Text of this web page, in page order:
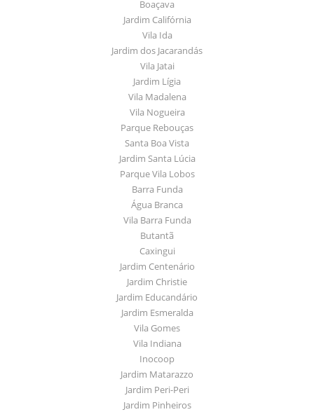
Boaçava
Jardim Califórnia
Vila Ida
Jardim dos Jacarandás
Vila Jatai
Jardim Lígia
Vila Madalena
Vila Nogueira
Parque Rebouças
Santa Boa Vista
Jardim Santa Lúcia
Parque Vila Lobos
Barra Funda
Água Branca
Vila Barra Funda
Butantã
Caxingui
Jardim Centenário
Jardim Christie
Jardim Educandário
Jardim Esmeralda
Vila Gomes
Vila Indiana
Inocoop
Jardim Matarazzo
Jardim Peri-Peri
Jardim Pinheiros